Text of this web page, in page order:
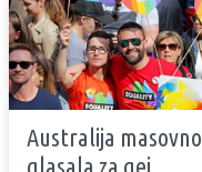
Australija masovno
glasala za gej